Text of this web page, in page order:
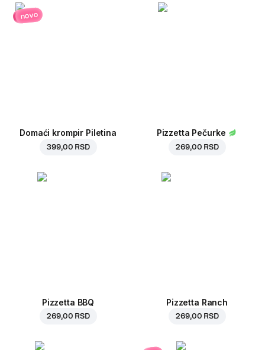
novo
Domaći krompir Piletina
399,00 RSD
Pizzetta Pečurke
269,00 RSD
Pizzetta BBQ
269,00 RSD
Pizzetta Ranch
269,00 RSD